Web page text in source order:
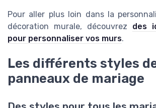
Pour aller plus loin dans la
décoration murale, découvrez des
pour personnaliser vos murs.
Les différents styles
panneaux de mariage